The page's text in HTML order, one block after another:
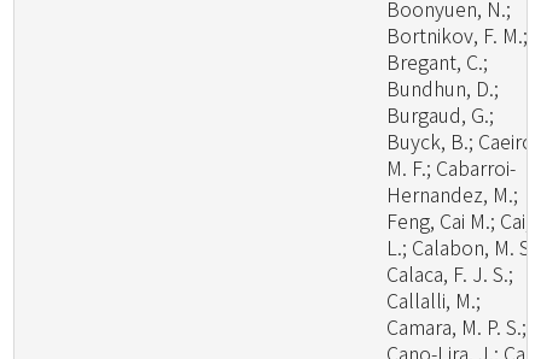
Boonyuen, N.;
Bortnikov, F. M.;
Bregant, C.;
Bundhun, D.;
Burgaud, G.;
Buyck, B.; Caeiro,
M. F.; Cabarroi-
Hernandez, M.;
Feng, Cai M.; Cai,
L.; Calabon, M. S.;
Calaca, F. J. S.;
Callalli, M.;
Camara, M. P. S.;
Cano-Lira, J.;